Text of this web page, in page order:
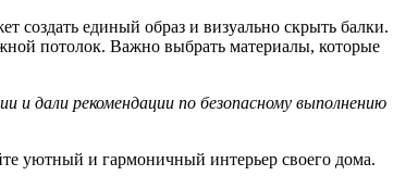
единый образ и визуально скрыть балки.
потолок. Важно выбрать материалы, которые
и дали рекомендации по безопасному выполнению
уютный и гармоничный интерьер своего дома.